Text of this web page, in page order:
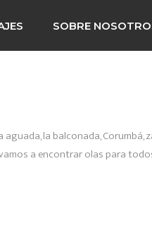
SOBRE
la balconada,
a encontrar olas para